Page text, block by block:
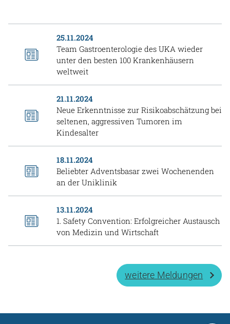
25.11.2024
Team Gastroenterologie des UKA wieder
unter den besten 100 Krankenhäusern
weltweit
21.11.2024
Neue Erkenntnisse zur Risikoabschätzung bei
seltenen, aggressiven Tumoren im
Kindesalter
18.11.2024
Beliebter Adventsbasar zwei Wochenenden
an der Uniklinik
13.11.2024
1. Safety Convention: Erfolgreicher Austausch
von Medizin und Wirtschaft
weitere Meldungen